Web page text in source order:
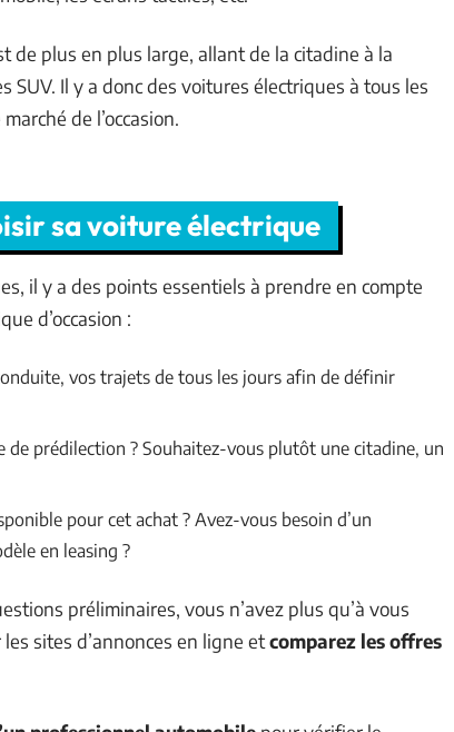
de plus en plus large, allant de la citadine à la
Il y a donc des voitures électriques à tous les
de l’occasion.
sa voiture électrique
il y a des points essentiels à prendre en compte
d’occasion :
vos trajets de tous les jours afin de définir
de prédilection ? Souhaitez-vous plutôt une citadine, un
pour cet achat ? Avez-vous besoin d’un
en leasing ?
préliminaires, vous n’avez plus qu’à vous
sites d’annonces en ligne etcomparez les offres